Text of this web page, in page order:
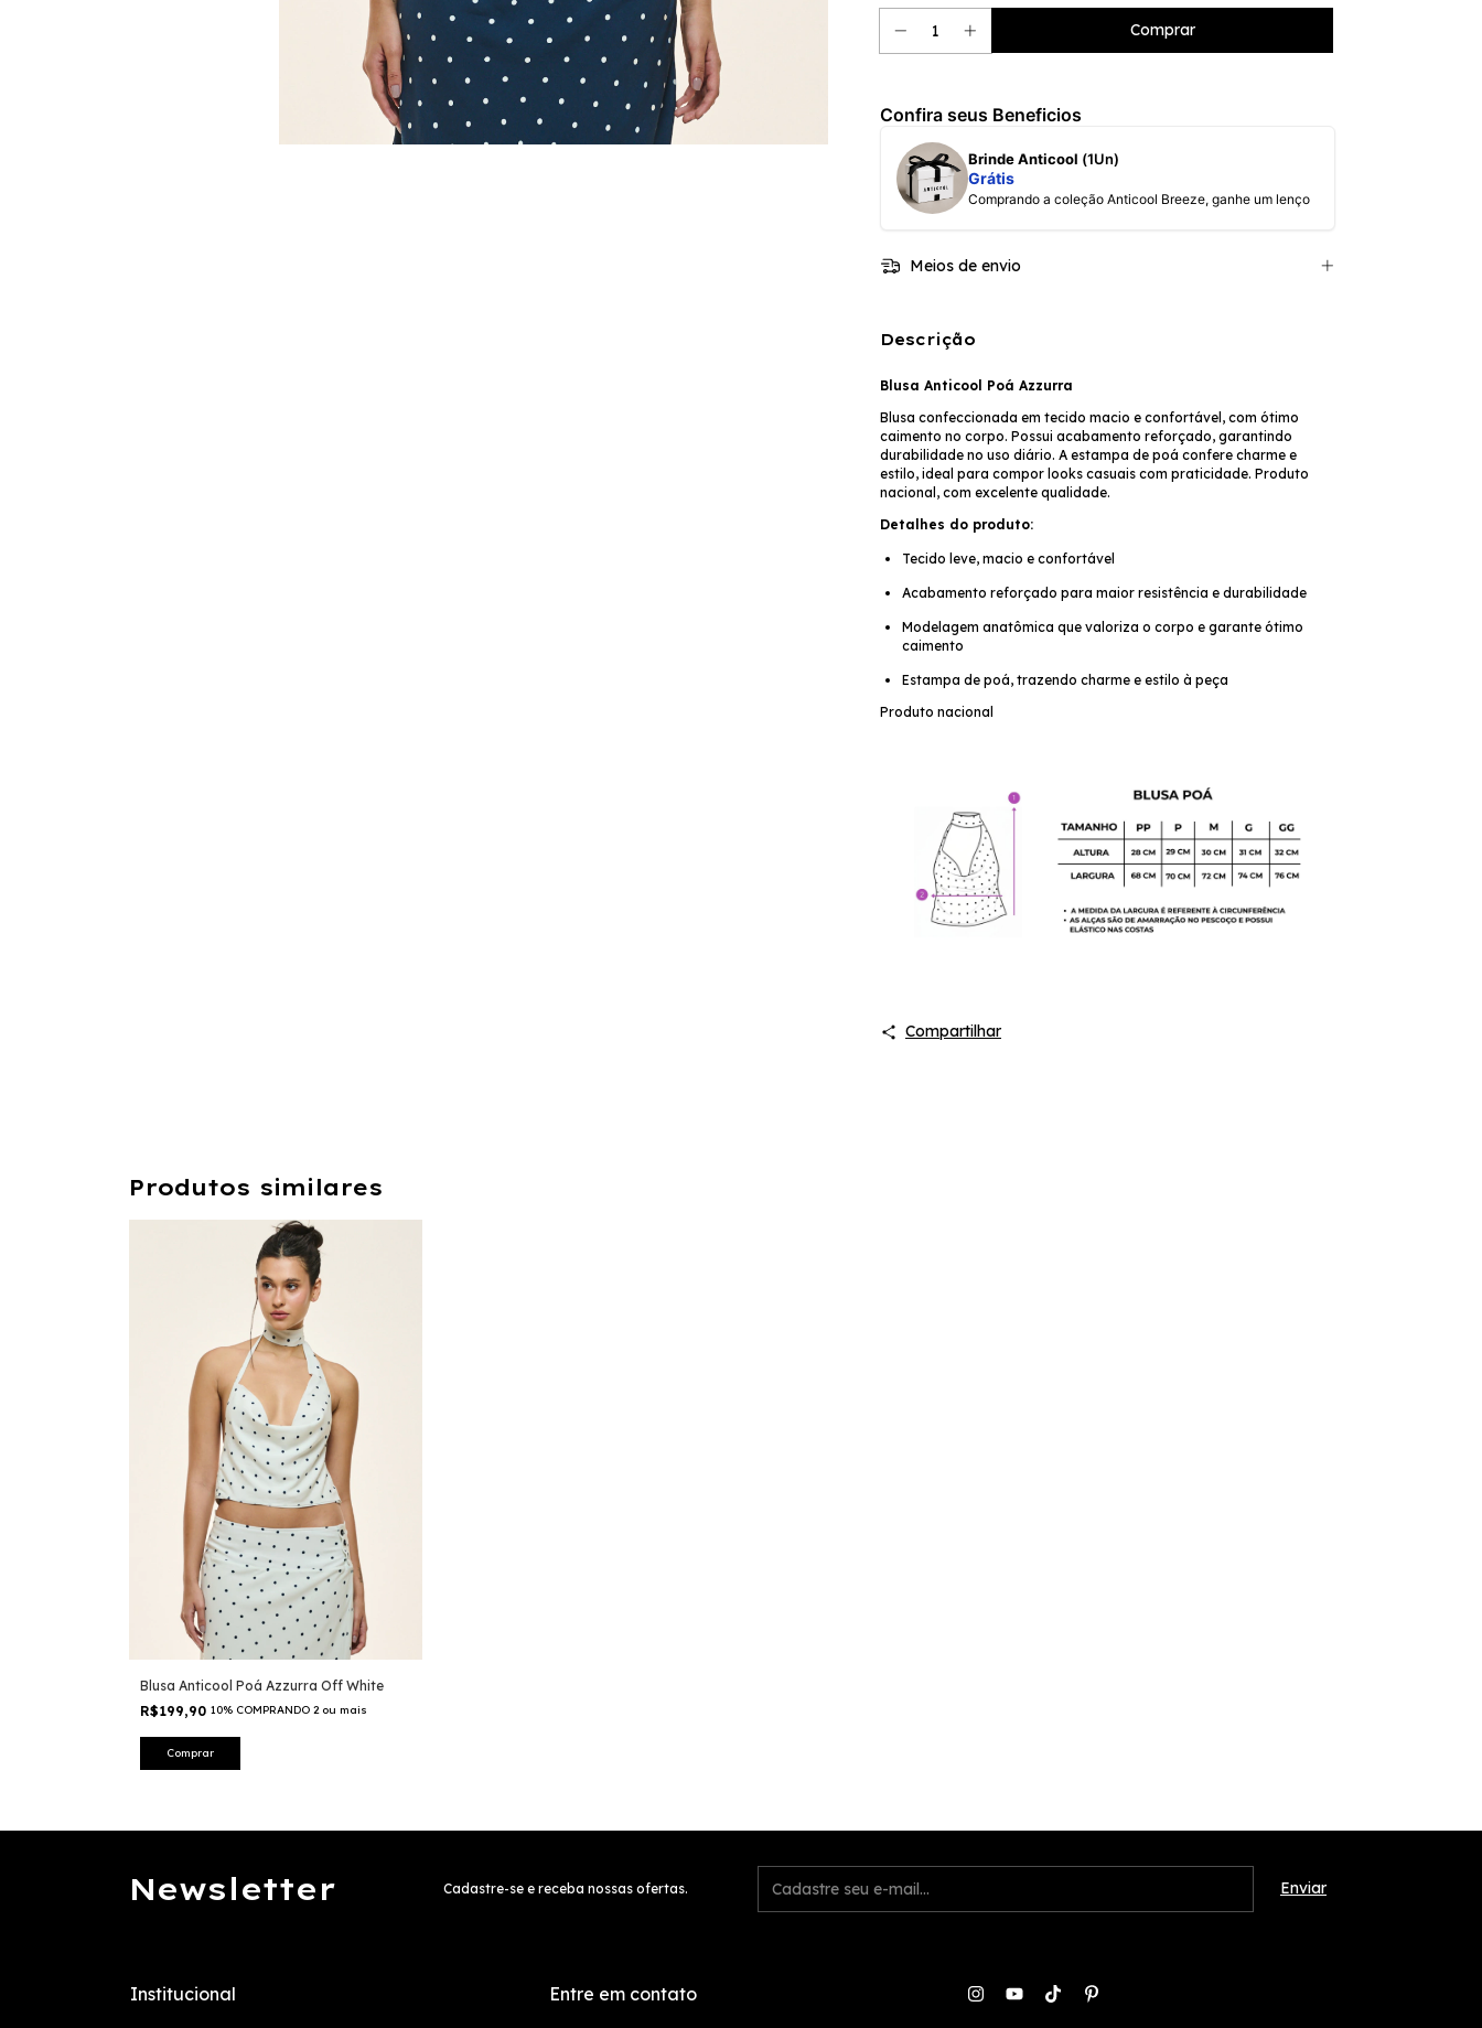
Confira seus Beneficios
Brinde Anticool (1Un)
Grátis
Comprando a coleção Anticool Breeze, ganhe um lenço
Meios de envio
Descrição
Blusa Anticool Poá Azzurra
Blusa confeccionada em tecido macio e confortável, com ótimo
caimento no corpo. Possui acabamento reforçado, garantindo
durabilidade no uso diário. A estampa de poá confere charme e
estilo, ideal para compor looks casuais com praticidade. Produto
nacional, com excelente qualidade.
Detalhes do produto:
Tecido leve, macio e confortável
Acabamento reforçado para maior resistência e durabilidade
Modelagem anatômica que valoriza o corpo e garante ótimo
caimento
Estampa de poá, trazendo charme e estilo à peça
Produto nacional
Compartilhar
Produtos similares
Blusa Anticool Poá Azzurra Off White
R$199,90 10% COMPRANDO 2 ou mais
Comprar
Newsletter Cadastre-se e receba nossas ofertas.
Institucional Entre em contato